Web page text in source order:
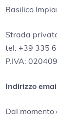
Basilico
Strada
tel. +39 335
P.IVA:
Indirizzo
Dal momento